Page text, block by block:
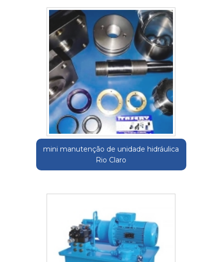
mini manutenção de unidade hidráulica
Rio Claro